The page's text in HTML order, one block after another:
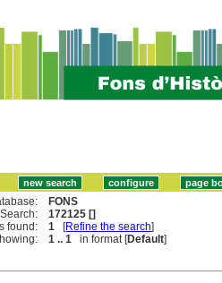
FONS
Search:
172125 []
found:
1 [Refine the search]
1 .. 1 in format [Default]